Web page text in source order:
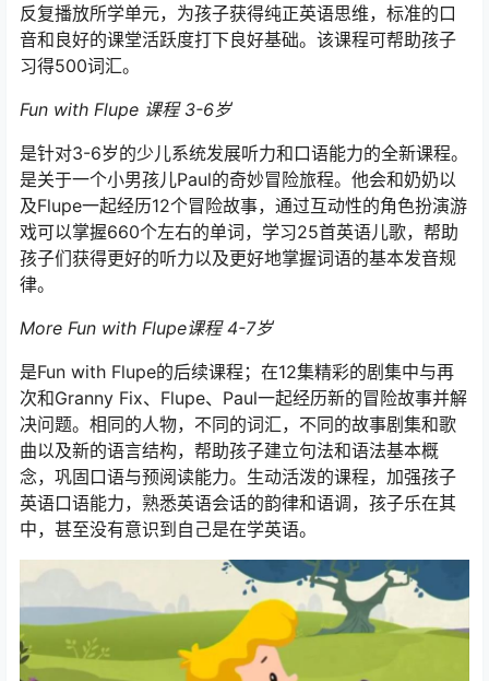
反复播放所学单元，为孩子获得纯正英语思维，标准的口
音和良好的课堂活跃度打下良好基础。该课程可帮助孩子
习得500词汇。
Fun with Flupe 课程 3-6岁
是针对3-6岁的少儿系统发展听力和口语能力的全新课程。
是关于一个小男孩儿Paul的奇妙冒险旅程。他会和奶奶以
及Flupe一起经历12个冒险故事，通过互动性的角色扮演游
戏可以掌握660个左右的单词，学习25首英语儿歌，帮助
孩子们获得更好的听力以及更好地掌握词语的基本发音规
律。
More Fun with Flupe课程 4-7岁
是Fun with Flupe的后续课程；在12集精彩的剧集中与再
次和Granny Fix、Flupe、Paul一起经历新的冒险故事并解
决问题。相同的人物，不同的词汇，不同的故事剧集和歌
曲以及新的语言结构，帮助孩子建立句法和语法基本概
念，巩固口语与预阅读能力。生动活泼的课程，加强孩子
英语口语能力，熟悉英语会话的韵律和语调，孩子乐在其
中，甚至没有意识到自己是在学英语。